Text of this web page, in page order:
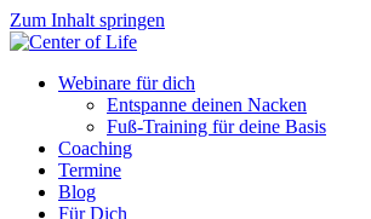
Zum Inhalt springen
Webinare für dich
Entspanne deinen Nacken
Fuß-Training für deine Basis
Coaching
Termine
Blog
Für Dich